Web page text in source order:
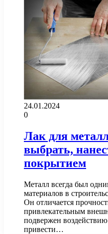
24.01.2024
0
Лак для
выбрать,
покрытием
Металл всегда был
материалов в
Он отличается
привлекательным
подвержен
привести…